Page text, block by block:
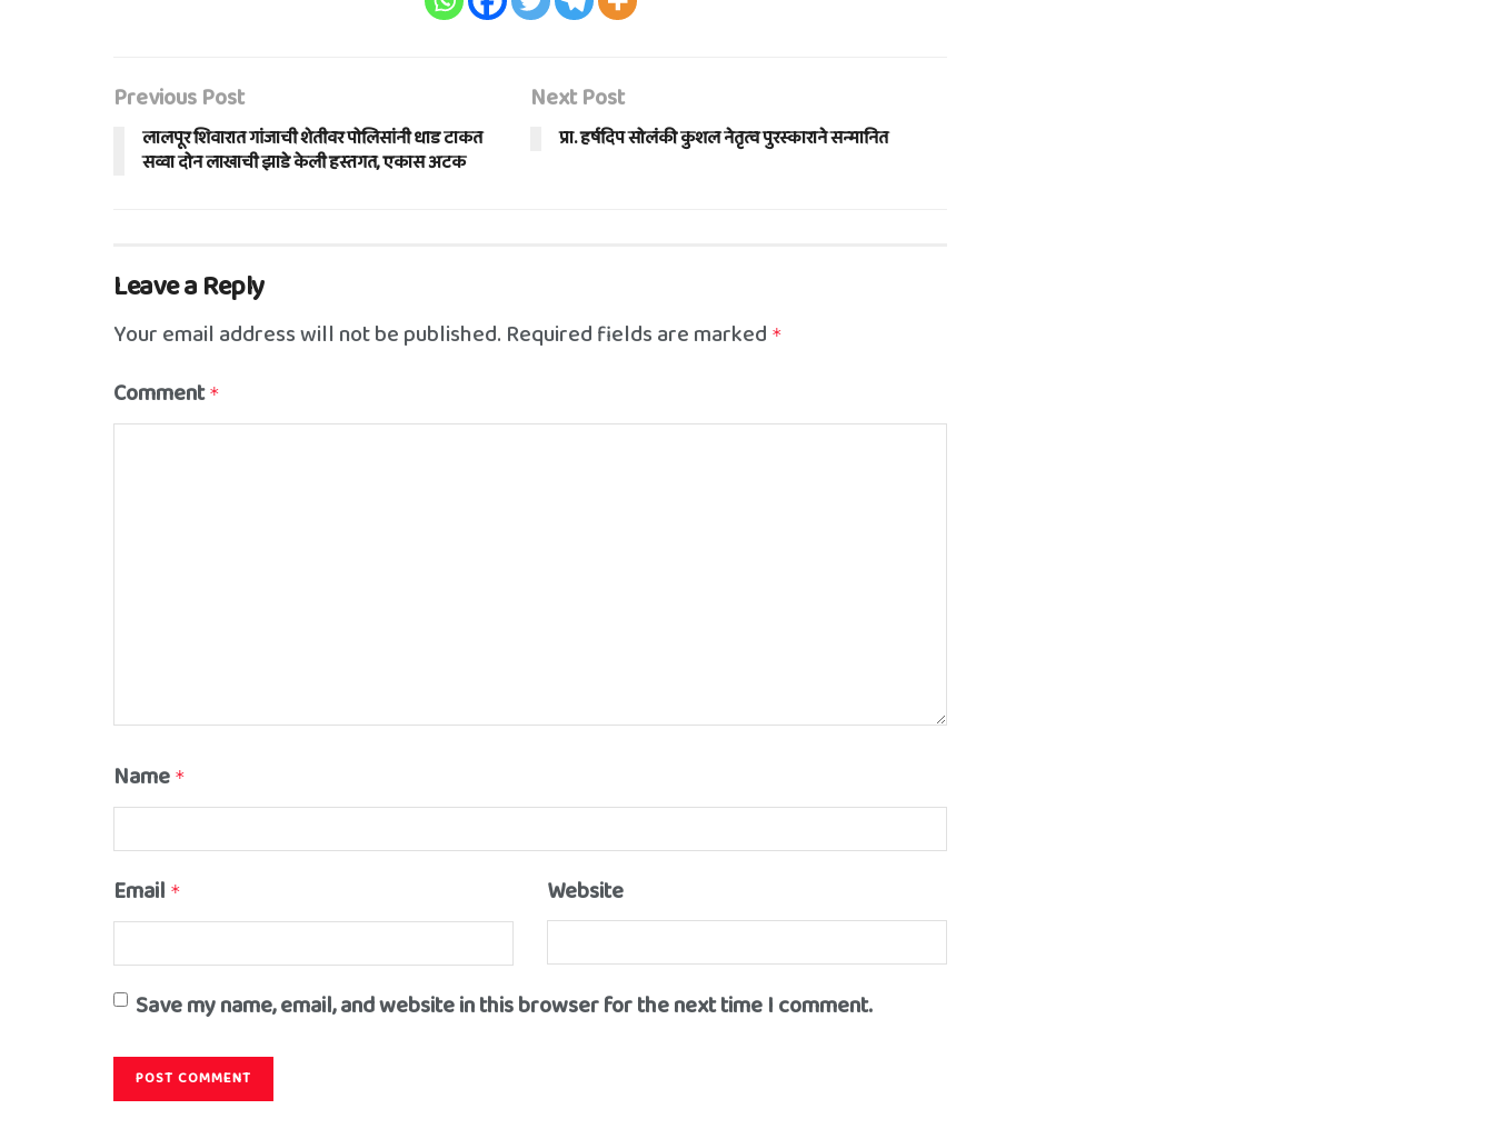
Previous Post
लालपूर शिवारात गांजाची शेतीवर पोलिसांनी धाड टाकत
सव्वा दोन लाखाची झाडे केली हस्तगत, एकास अटक
Next Post
प्रा. हर्षदिप सोलंकी कुशल नेतृत्व पुरस्काराने सन्मानित
Leave a Reply
Your email address will not be published. Required fields are marked *
Comment *
Name *
Email * Website
Save my name, email, and website in this browser for the next time I comment.